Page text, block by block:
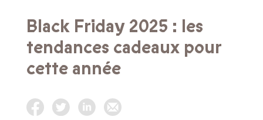
Black Friday 2025 : les
tendances cadeaux pour
cette année